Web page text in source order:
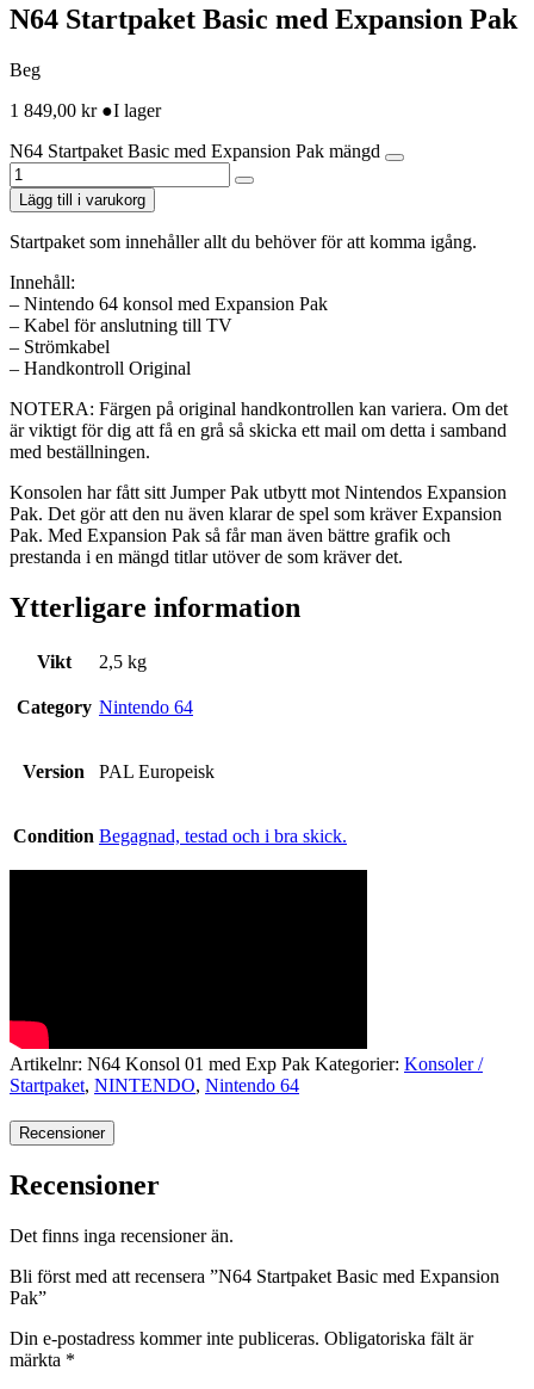
N64 Startpaket Basic med Expansion Pak
Beg
1 849,00 kr ●I lager
N64 Startpaket Basic med Expansion Pak mängd
Lägg till i varukorg
Startpaket som innehåller allt du behöver för att komma igång.
Innehåll:
– Nintendo 64 konsol med Expansion Pak
– Kabel för anslutning till TV
– Strömkabel
– Handkontroll Original
NOTERA: Färgen på original handkontrollen kan variera. Om det
är viktigt för dig att få en grå så skicka ett mail om detta i samband
med beställningen.
Konsolen har fått sitt Jumper Pak utbytt mot Nintendos Expansion
Pak. Det gör att den nu även klarar de spel som kräver Expansion
Pak. Med Expansion Pak så får man även bättre grafik och
prestanda i en mängd titlar utöver de som kräver det.
Ytterligare information
Vikt 2,5 kg
Category Nintendo 64
Version PAL Europeisk
Condition Begagnad, testad och i bra skick.
Artikelnr: N64 Konsol 01 med Exp Pak Kategorier: Konsoler /
Startpaket, NINTENDO, Nintendo 64
Recensioner
Recensioner
Det finns inga recensioner än.
Bli först med att recensera ”N64 Startpaket Basic med Expansion
Pak”
Din e-postadress kommer inte publiceras. Obligatoriska fält är
märkta *